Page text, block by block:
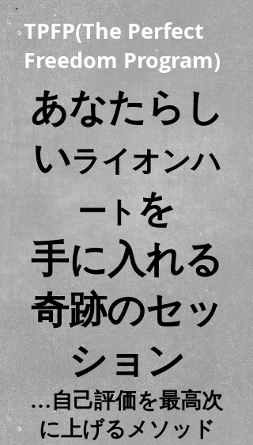
TPFP(The Perfect
Freedom Program)
あなたらし
いライオンハ
ート を
手に入れる
奇跡のセッ
ション
…自己評価を最高次
に上げるメソッド